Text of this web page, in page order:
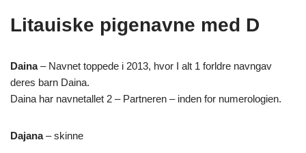
Litauiske pigenavne med D
Daina– Navnet toppede i 2013, hvor I alt 1 forldre navngav
deres barn Daina.
Daina har navnetallet 2 – Partneren – inden for numerologien.
Dajana– skinne